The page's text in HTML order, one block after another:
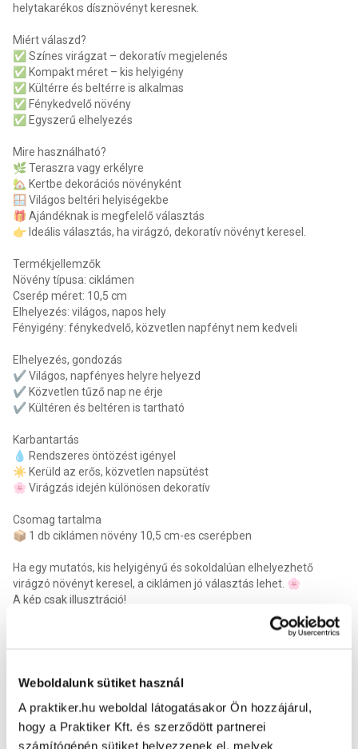
Weboldalunk sütiket használ
A praktiker.hu weboldal látogatásakor Ön hozzájárul,
hogy a Praktiker Kft. és szerződött partnerei
számítógépén sütiket helyezzenek el, melyek
helytakarékos dísznövényt keresnek.
Miért válaszd?
✅ Színes virágzat – dekoratív megjelenés
✅ Kompakt méret – kis helyigény
✅ Kültérre és beltérre is alkalmas
✅ Fénykedvelő növény
✅ Egyszerű elhelyezés
Mire használható?
🌿 Teraszra vagy erkélyre
🏡 Kertbe dekorációs növényként
🪟 Világos beltéri helyiségekbe
🎁 Ajándéknak is megfelelő választás
👉 Ideális választás, ha virágzó, dekoratív növényt keresel.
Termékjellemzők
Növény típusa: ciklámen
Cserép méret: 10,5 cm
Elhelyezés: világos, napos hely
Fényigény: fénykedvelő, közvetlen napfényt nem kedveli
Elhelyezés, gondozás
✔️ Világos, napfényes helyre helyezd
✔️ Közvetlen tűző nap ne érje
✔️ Kültéren és beltéren is tartható
Karbantartás
💧 Rendszeres öntözést igényel
☀️ Kerüld az erős, közvetlen napsütést
🌸 Virágzás idején különösen dekoratív
Csomag tartalma
📦 1 db ciklámen növény 10,5 cm-es cserépben
Ha egy mutatós, kis helyigényű és sokoldalúan elhelyezhető
virágzó növényt keresel, a ciklámen jó választás lehet. 🌸
A kép csak illusztráció!
Vízigény: Rendszeres öntözést igényel
Tápoldat fajta: Virágzó növény tápoldat
Virágzás ideje: októbertől-áprilisig
Fényigény: Fénykedvelő, de nem közvetlen napfény